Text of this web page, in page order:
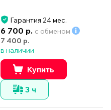
Гарантия 24 мес.
6 700 р. с обменом
7 400 р.
в наличии
Купить
3 ч